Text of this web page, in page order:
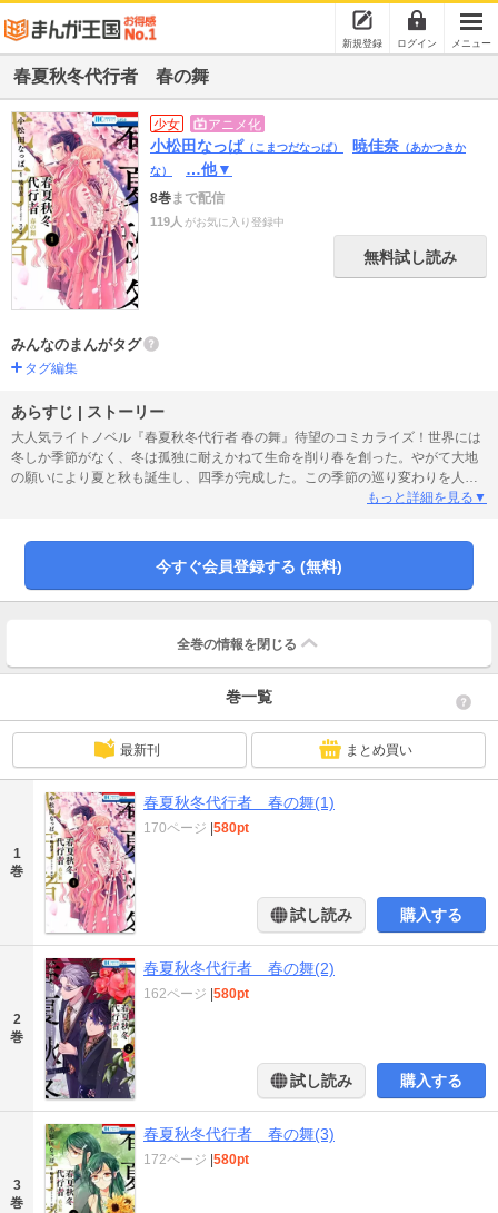
新規登録 ログイン メニュー
春夏秋冬代行者 春の舞
少女 アニメ化
小松田なっぱ （こまつだなっぱ） 暁佳奈 （あかつきか
な）
…他▼
8巻まで配信
119人 がお気に入り登録中
無料試し読み
みんなのまんがタグ
タグ編集
あらすじ | ストーリー
大人気ライトノベル『春夏秋冬代行者 春の舞』待望のコミカライズ！世界には
冬しか季節がなく、冬は孤独に耐えかねて生命を削り春を創った。やがて大地
の願いにより夏と秋も誕生し、四季が完成した。この季節の巡り変わりを人の
子が担うことになり、役目を果たす者は“四季の代行者”と呼ばれた――。春を司
たすため、『大和』の地を巡り始めるが…？季節を世に顕現する役割を持つ現
人神達とその護衛官達の切なくも美しい『春を巡る』物語、此処に開幕。
もっと詳細を見る▼
今すぐ会員登録する (無料)
全巻の情報を 閉じる
巻一覧
最新刊 まとめ買い
1
巻
春夏秋冬代行者 春の舞(1)
170ページ 580pt
試し読み 購入する
2
巻
春夏秋冬代行者 春の舞(2)
162ページ 580pt
試し読み 購入する
3
巻
春夏秋冬代行者 春の舞(3)
172ページ 580pt